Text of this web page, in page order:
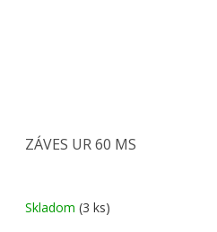
ZÁVES UR 60 MS
Skladom (3 ks)